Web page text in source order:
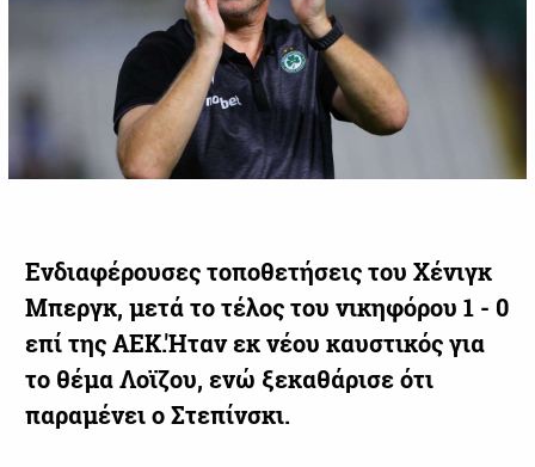
Ενδιαφέρουσες τοποθετήσεις του Χένιγκ
Μπεργκ, μετά το τέλος του νικηφόρου 1 - 0
επί της ΑΕΚ.'Ητανεκ νέου καυστικός για
το θέμα Λοϊζου, ενώ ξεκαθάρισε ότι
παραμένει ο Στεπίνσκι.